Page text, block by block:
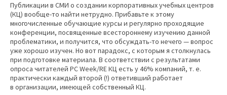
Публикации в СМИ о создании корпоративных учебных центров
(КЦ) вообще-то найти нетрудно. Прибавьте к этому
многочисленные обучающие курсы и регулярно проходящие
конференции, посвященные всестороннему изучению данной
проблематики, и получится, что обсуждать-то нечего — вопрос
уже хорошо изучен. Но вот парадокс, с которым я столкнулась
при подготовке материала. В соответствии с результатами
опроса читателей PC Week/RE КЦ есть у 46% компаний, т. е.
практически каждый второй (!) ответивший работает
в организации, имеющей собственный КЦ.